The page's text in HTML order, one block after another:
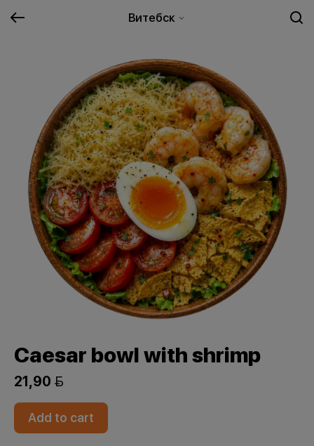
Витебск
Caesar bowl with shrimp
21,90 
Add to cart